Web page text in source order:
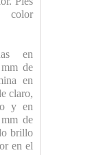
color
en
de
en
claro,
y en
de
brillo
en el